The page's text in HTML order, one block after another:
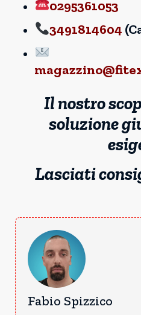
0295361053
3491814604
Il nostro
soluzione
Lasciati
Fabio Spizzico